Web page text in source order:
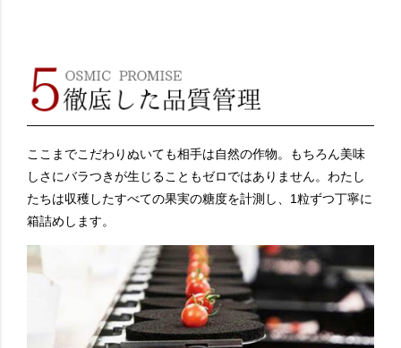
ここまでこだわりぬいても相手は自然の作物。もちろん美味
しさにバラつきが生じることもゼロではありません。わたし
たちは収穫したすべての果実の糖度を計測し、1粒ずつ丁寧に
箱詰めします。